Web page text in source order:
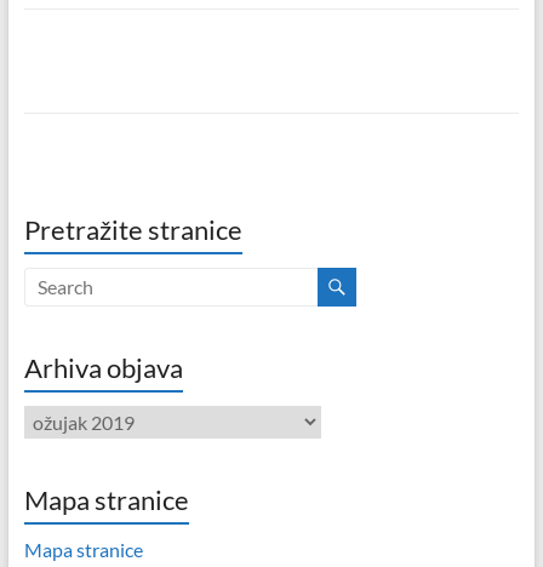
Pretražite stranice
Arhiva objava
Arhiva
objava
Mapa stranice
Mapa stranice